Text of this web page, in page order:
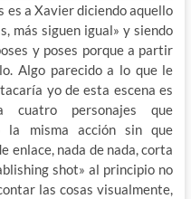
es a Xavier diciendo aquello
más siguen igual» y siendo
y poses porque a partir
Algo parecido a lo que le
yo de esta escena es
cuatro personajes que
la misma acción sin que
enlace, nada de nada, corta
shot» al principio no
las cosas visualmente,